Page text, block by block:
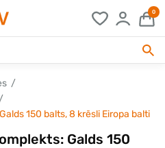
0
150 balts, 8 krēsli Eiropa balti
Galds 150